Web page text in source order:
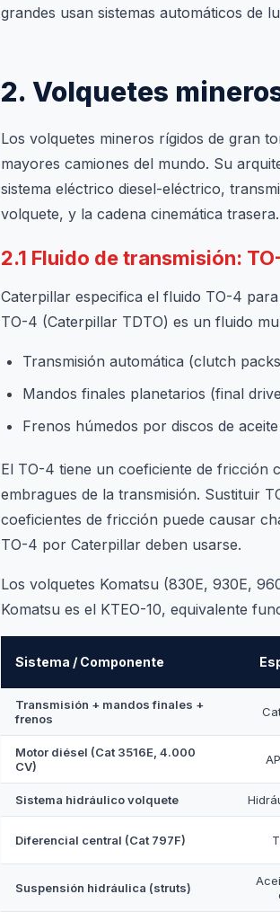
grandes usan sistemas automáticos de
2. Volquetes
Los volquetes mineros rígidos de gran
mayores camiones del mundo. Su
sistema eléctrico diesel-eléctrico,
volquete, y la cadena cinemática trasera.
2.1 Fluido de transmisión:
Caterpillar especifica el fluido TO-4
TO-4 (Caterpillar TDTO) es un fluido
Transmisión automática (clutch
Mandos finales planetarios (final
Frenos húmedos por discos de
El TO-4 tiene un coeficiente de fricción
embragues de la transmisión. Sustituir
coeficientes de fricción puede causar
TO-4 por Caterpillar deben usarse.
Los volquetes Komatsu (830E, 930E,
Komatsu es el KTEO-10, equivalente
Sistema / Componente
Transmisión + mandos finales +
frenos
Motor diésel (Cat 3516E, 4.000
CV)
Sistema hidráulico volquete
Diferencial central (Cat 797F)
Suspensión hidráulica (struts)